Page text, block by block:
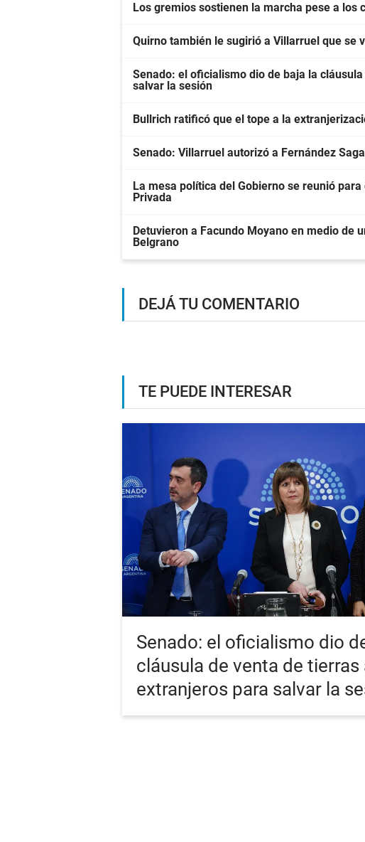
Los gremios sostienen la marcha pese a los
Quirno también le sugirió a Villarruel que se
Senado: el oficialismo dio de baja la
salvar la sesión
Bullrich ratificó que el tope a la
Senado: Villarruel autorizó a Fernández
La mesa política del Gobierno se reunió
Privada
Detuvieron a Facundo Moyano en medio de
Belgrano
DEJÁ TU COMENTARIO
TE PUEDE INTERESAR
Senado: el oficialismo dio
cláusula de venta de tierras
extranjeros para salvar la